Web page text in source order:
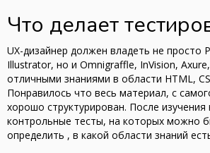
Что делает
UX-дизайнер должен владеть не просто
Illustrator, но и Omnigraffle, InVision,
отличными знаниями в области HTML,
Понравилось что весь материал, с
хорошо структурирован. После
контрольные тесты, на которых можно
определить , в какой области знаний